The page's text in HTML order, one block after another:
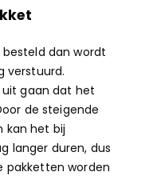
besteld dan wordt
verstuurd.
gaan dat het
de steigende
kan het bij
langer duren, dus
pakketten worden